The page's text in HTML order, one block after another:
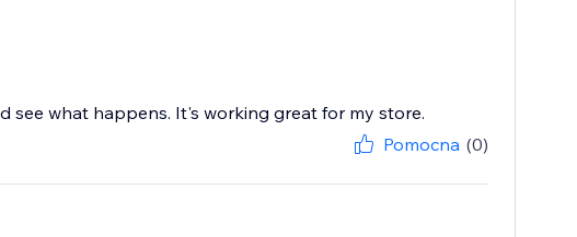
see what happens. It's working great for my store.
Pomocna (0)